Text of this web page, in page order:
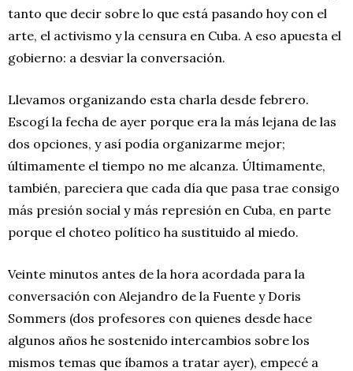
tanto que decir sobre lo que está pasando hoy con el
arte, el activismo y la censura en Cuba. A eso apuesta el
gobierno: a desviar la conversación.
Llevamos organizando esta charla desde febrero.
Escogí la fecha de ayer porque era la más lejana de las
dos opciones, y así podía organizarme mejor;
últimamente el tiempo no me alcanza. Últimamente,
también, pareciera que cada día que pasa trae consigo
más presión social y más represión en Cuba, en parte
porque el choteo político ha sustituido al miedo.
Veinte minutos antes de la hora acordada para la
conversación con Alejandro de la Fuente y Doris
Sommers (dos profesores con quienes desde hace
algunos años he sostenido intercambios sobre los
mismos temas que íbamos a tratar ayer), empecé a